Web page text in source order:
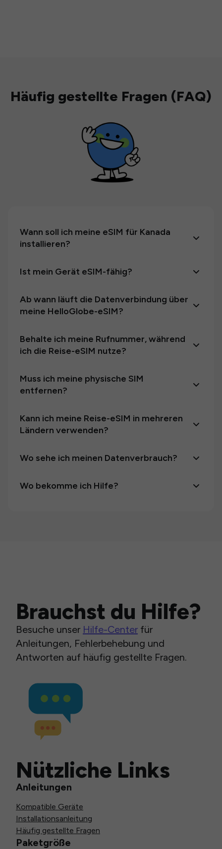
Häufig gestellte Fragen (FAQ)
Wann soll ich meine eSIM für Kanada
installieren?
Ist mein Gerät eSIM-fähig?
Ab wann läuft die Datenverbindung über
meine HelloGlobe-eSIM?
Behalte ich meine Rufnummer, während
ich die Reise-eSIM nutze?
Muss ich meine physische SIM
entfernen?
Kann ich meine Reise-eSIM in mehreren
Ländern verwenden?
Wo sehe ich meinen Datenverbrauch?
Wo bekomme ich Hilfe?
Brauchst du Hilfe?
Besuche unser Hilfe-Center für
Anleitungen, Fehlerbehebung und
Antworten auf häufig gestellte Fragen.
Nützliche Links
Anleitungen
Kompatible Geräte
Installationsanleitung
Häufig gestellte Fragen
Paketgröße